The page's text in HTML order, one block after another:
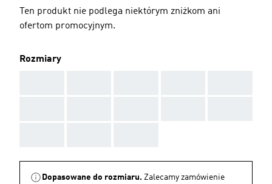
Ten produkt nie podlega niektórym zniżkom ani
ofertom promocyjnym.
Rozmiary
Dopasowane do rozmiaru. Zalecamy zamówienie